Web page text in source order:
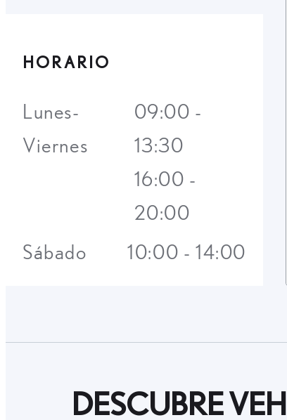
HORARIO
Lunes-
Viernes
09:00 -
13:30
16:00 -
20:00
Sábado
10:00 - 14:00
DESCUBRE